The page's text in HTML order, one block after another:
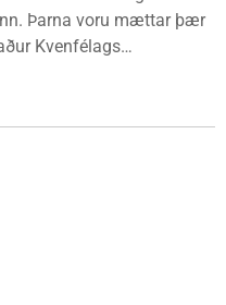
Þarna voru mættar þær
Kvenfélags
Auðkúlu formaður
upp í kaup á